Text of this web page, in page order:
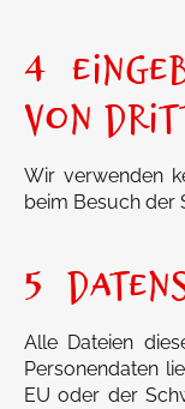
4
VON
Wir verwenden
beim Besuch der
5
Alle Dateien
Personendaten
EU oder der